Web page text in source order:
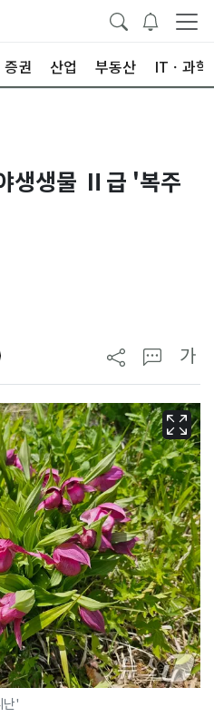
권 산업 부동산 ITㆍ과학
생생물 Ⅱ급 '복주
가
난'